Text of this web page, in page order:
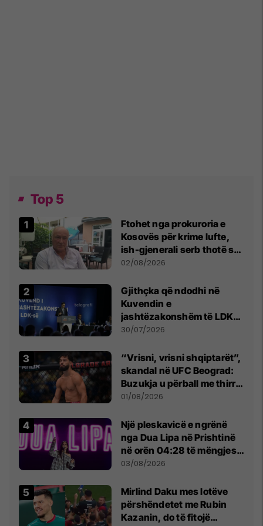
Top 5
Ftohet nga prokuroria e
Kosovës për krime lufte,
ish-gjenerali serb thotë se
dikush e tradhtoi në
02/08/2026
Gjithçka që ndodhi në
Kuvendin e
jashtëzakonshëm të LDK-
së
30/07/2026
“Vrisni, vrisni shqiptarët”,
skandal në UFC Beograd:
Buzukja u përball me thirrje
anti-shqiptare nga
01/08/2026
Një pleskavicë e ngrënë
nga Dua Lipa në Prishtinë
në orën 04:28 të mëngjesit
- dhe bota digjitale serbe
03/08/2026
Mirlind Daku mes lotëve
përshëndetet me Rubin
Kazanin, do të fitojë